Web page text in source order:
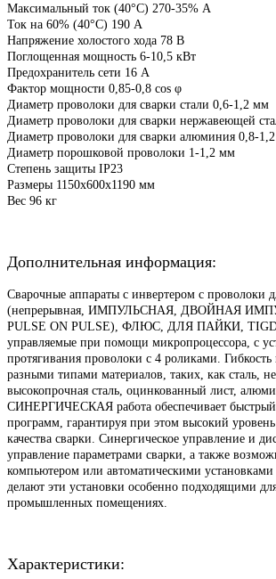
Максимальный ток (40°С) 270-35% А
Ток на 60% (40°С) 190 А
Напряжение холостого хода 78 В
Поглощенная мощность 6-10,5 кВт
Предохранитель сети 16 А
Фактор мощности 0,85-0,8 cos φ
Диаметр проволоки для сварки стали 0,6-1,2 мм
Диаметр проволоки для сварки нержавеющей
Диаметр проволоки для сварки алюминия 0,8-
Диаметр порошковой проволоки 1-1,2 мм
Степень защиты IP23
Размеры 1150x600x1190 мм
Вес 96 кг
Дополнительная информация:
Сварочные аппараты с инвертером с проволоки
(непрерывная, ИМПУЛЬСНАЯ, ДВОЙНАЯ
PULSE ON PULSE), ФЛЮС, ДЛЯ ПАЙКИ,
управляемые при помощи микропроцессора, с
протягивания проволоки с 4 роликами.
разными типами материалов, таких, как сталь,
высокопрочная сталь, оцинкованный лист,
СИНЕРГИЧЕСКАЯ работа обеспечивает
программ, гарантируя при этом высокий
качества сварки. Синергическое управление и
управление параметрами сварки, а также
компьютером или автоматическими
делают эти установки особенно подходящими
промышленных помещениях.
Xарактеристики: